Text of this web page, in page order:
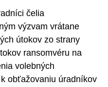
čelia
výzvam vrátane
útokov zo strany
ransomvéru na
volebných
obťažovaniu úradníkov